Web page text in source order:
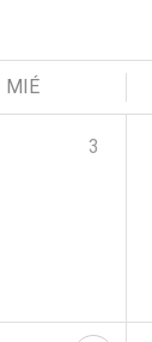
MIÉ
3